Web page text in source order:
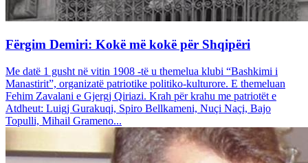
Fërgim Demiri: Kokë më kokë për Shqipëri
Me datë 1 gusht në vitin 1908 -të u themelua klubi “Bashkimi i
Manastirit”, organizatë patriotike politiko-kulturore. E themeluan
Fehim Zavalani e Gjergj Qiriazi. Krah për krahu me patriotët e
Atdheut: Luigj Gurakuqi, Spiro Bellkameni, Nuçi Naçi, Bajo
Topulli, Mihail Grameno...